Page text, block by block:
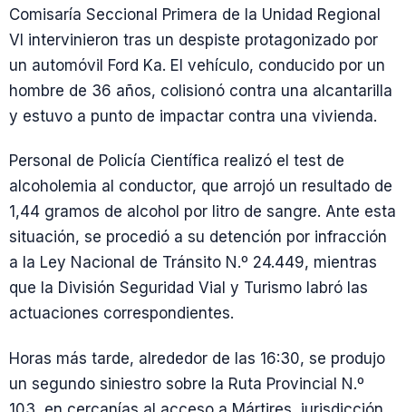
Comisaría Seccional Primera de la Unidad Regional
VI intervinieron tras un despiste protagonizado por
un automóvil Ford Ka. El vehículo, conducido por un
hombre de 36 años, colisionó contra una alcantarilla
y estuvo a punto de impactar contra una vivienda.
Personal de Policía Científica realizó el test de
alcoholemia al conductor, que arrojó un resultado de
1,44 gramos de alcohol por litro de sangre. Ante esta
situación, se procedió a su detención por infracción
a la Ley Nacional de Tránsito N.º 24.449, mientras
que la División Seguridad Vial y Turismo labró las
actuaciones correspondientes.
Horas más tarde, alrededor de las 16:30, se produjo
un segundo siniestro sobre la Ruta Provincial N.º